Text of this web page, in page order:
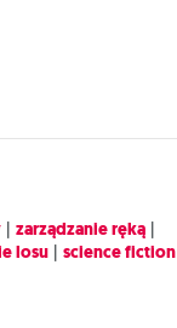
| zarządzanie ręką |
losu | science fiction